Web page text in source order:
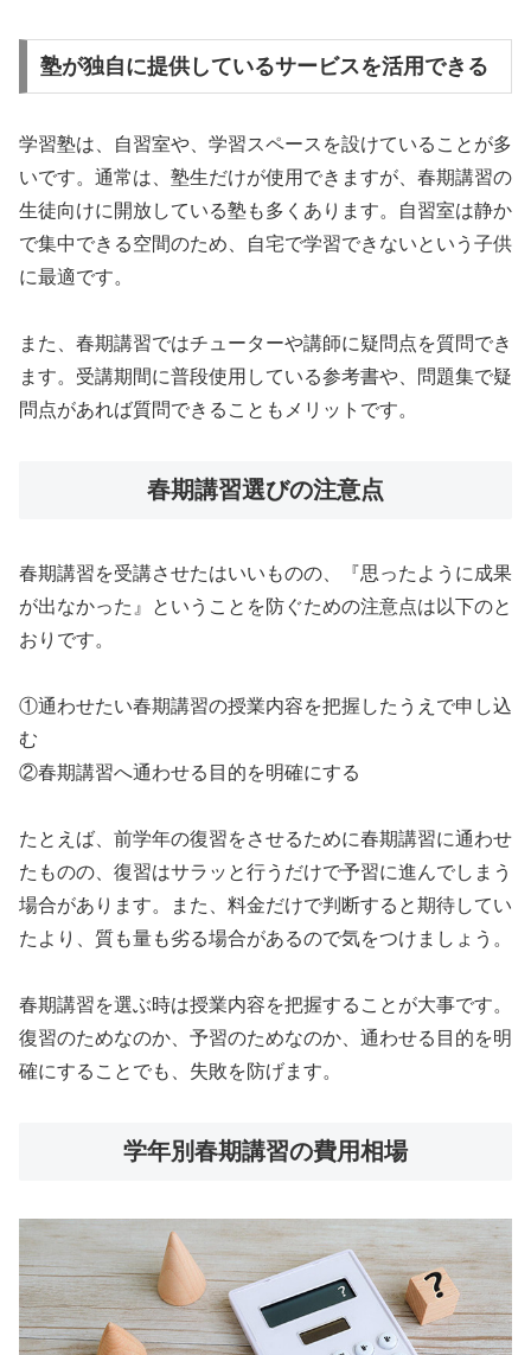
塾が独自に提供しているサービスを活用できる
学習塾は、自習室や、学習スペースを設けていることが多
いです。通常は、塾生だけが使用できますが、春期講習の
生徒向けに開放している塾も多くあります。自習室は静か
で集中できる空間のため、自宅で学習できないという子供
に最適です。
また、春期講習ではチューターや講師に疑問点を質問でき
ます。受講期間に普段使用している参考書や、問題集で疑
問点があれば質問できることもメリットです。
春期講習選びの注意点
春期講習を受講させたはいいものの、『思ったように成果
が出なかった』ということを防ぐための注意点は以下のと
おりです。
①通わせたい春期講習の授業内容を把握したうえで申し込
む
②春期講習へ通わせる目的を明確にする
たとえば、前学年の復習をさせるために春期講習に通わせ
たものの、復習はサラッと行うだけで予習に進んでしまう
場合があります。また、料金だけで判断すると期待してい
たより、質も量も劣る場合があるので気をつけましょう。
春期講習を選ぶ時は授業内容を把握することが大事です。
復習のためなのか、予習のためなのか、通わせる目的を明
確にすることでも、失敗を防げます。
学年別春期講習の費用相場